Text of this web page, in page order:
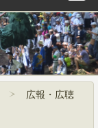
広報・広聴